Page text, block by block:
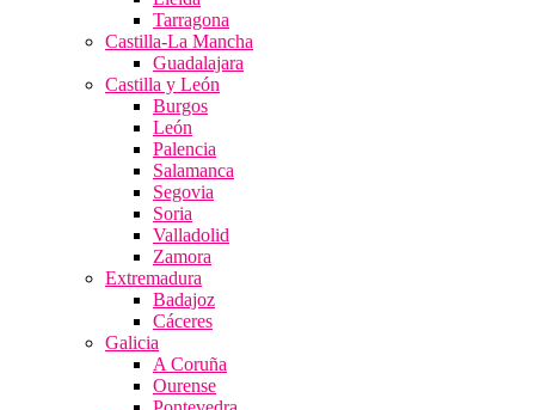
Tarragona
Castilla-La Mancha
Guadalajara
Castilla y León
Burgos
León
Palencia
Salamanca
Segovia
Soria
Valladolid
Zamora
Extremadura
Badajoz
Cáceres
Galicia
A Coruña
Ourense